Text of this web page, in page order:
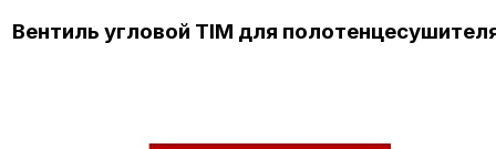
Вентиль угловой TIM для